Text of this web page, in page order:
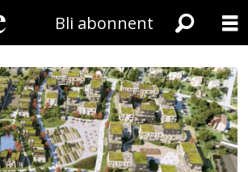
Bli abonnent